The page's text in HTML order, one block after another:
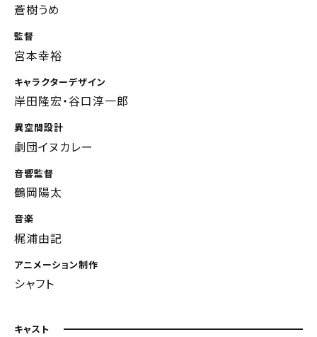
蒼樹うめ
監督
宮本幸裕
キャラクターデザイン
岸田隆宏・谷口淳一郎
異空間設計
劇団イヌカレー
音響監督
鶴岡陽太
音楽
梶浦由記
アニメーション制作
シャフト
キャスト